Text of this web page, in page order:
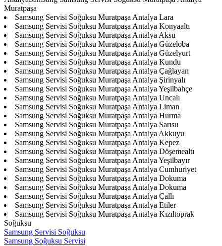
Muratpaşa
Samsung Servisi Soğuksu Muratpaşa Antalya Lara
Samsung Servisi Soğuksu Muratpaşa Antalya Konyaaltı
Samsung Servisi Soğuksu Muratpaşa Antalya Aksu
Samsung Servisi Soğuksu Muratpaşa Antalya Güzeloba
Samsung Servisi Soğuksu Muratpaşa Antalya Güzelyurt
Samsung Servisi Soğuksu Muratpaşa Antalya Kundu
Samsung Servisi Soğuksu Muratpaşa Antalya Çağlayan
Samsung Servisi Soğuksu Muratpaşa Antalya Şirinyalı
Samsung Servisi Soğuksu Muratpaşa Antalya Yeşilbahçe
Samsung Servisi Soğuksu Muratpaşa Antalya Uncalı
Samsung Servisi Soğuksu Muratpaşa Antalya Liman
Samsung Servisi Soğuksu Muratpaşa Antalya Hurma
Samsung Servisi Soğuksu Muratpaşa Antalya Sarısu
Samsung Servisi Soğuksu Muratpaşa Antalya Akkuyu
Samsung Servisi Soğuksu Muratpaşa Antalya Kepez
Samsung Servisi Soğuksu Muratpaşa Antalya Döşemealtı
Samsung Servisi Soğuksu Muratpaşa Antalya Yeşilbayır
Samsung Servisi Soğuksu Muratpaşa Antalya Cumhuriyet
Samsung Servisi Soğuksu Muratpaşa Antalya Dokuma
Samsung Servisi Soğuksu Muratpaşa Antalya Dokuma
Samsung Servisi Soğuksu Muratpaşa Antalya Çallı
Samsung Servisi Soğuksu Muratpaşa Antalya Etiler
Samsung Servisi Soğuksu Muratpaşa Antalya Kızıltoprak
Soğuksu
Samsung Servisi Soğuksu
Samsung Soğuksu Servisi